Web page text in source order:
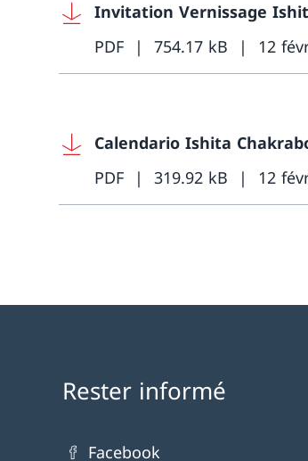
Invitation Vernissage
PDF
754.17 kB 12
Calendario Ishita
PDF
319.92 kB 12
Rester informé
Facebook